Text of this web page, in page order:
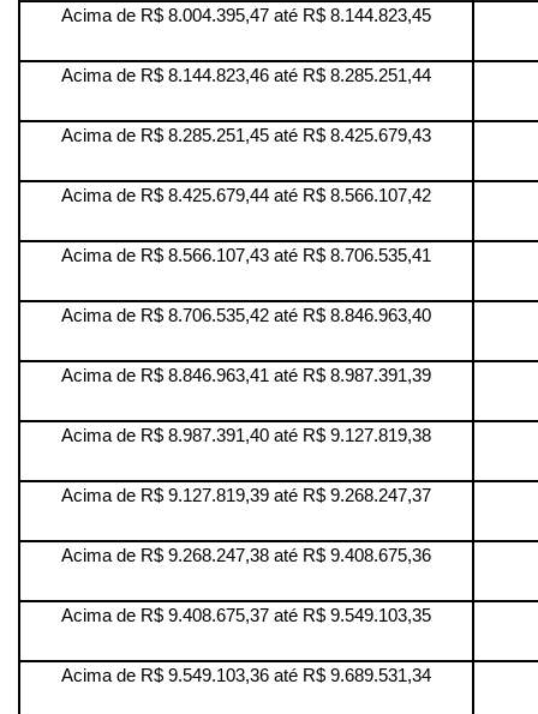
Acima de R$ 8.004.395,47 até R$ 8.144.823,45
Acima de R$ 8.144.823,46 até R$ 8.285.251,44
Acima de R$ 8.285.251,45 até R$ 8.425.679,43
Acima de R$ 8.425.679,44 até R$ 8.566.107,42
Acima de R$ 8.566.107,43 até R$ 8.706.535,41
Acima de R$ 8.706.535,42 até R$ 8.846.963,40
Acima de R$ 8.846.963,41 até R$ 8.987.391,39
Acima de R$ 8.987.391,40 até R$ 9.127.819,38
Acima de R$ 9.127.819,39 até R$ 9.268.247,37
Acima de R$ 9.268.247,38 até R$ 9.408.675,36
Acima de R$ 9.408.675,37 até R$ 9.549.103,35
Acima de R$ 9.549.103,36 até R$ 9.689.531,34